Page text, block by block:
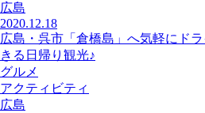
広島
2020.12.18
広島・呉市「倉橋島」へ気軽にド
きる日帰り観光♪
グルメ
アクティビティ
広島